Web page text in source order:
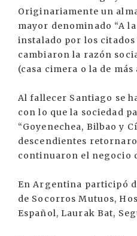
Originariamente un
mayor denominado “A
instalado por los citados
cambiaron la razón
(casa cimera o la de
Al fallecer Santiago se
con lo que la sociedad
“Goyenechea, Bilbao y
descendientes
continuaron el negocio
En Argentina participó
de Socorros Mutuos,
Español, Laurak Bat,